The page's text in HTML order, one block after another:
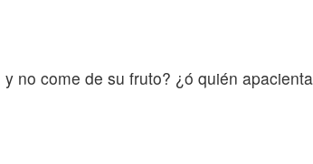
no come de su fruto? ¿ó quién